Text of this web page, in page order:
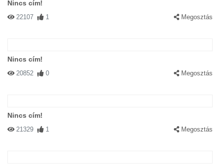
Nincs cím!
22107 1 Megosztás
Nincs cím!
20852 0 Megosztás
Nincs cím!
21329 1 Megosztás